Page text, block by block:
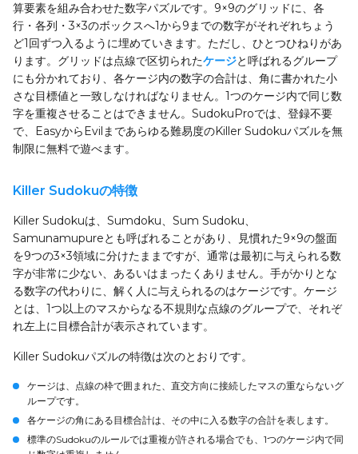
算要素を組み合わせた数字パズルです。9×9のグリッドに、各
行・各列・3×3のボックスへ1から9までの数字がそれぞれちょう
ど1回ずつ入るように埋めていきます。ただし、ひとつひねりがあ
ります。グリッドは点線で区切られたケージと呼ばれるグループ
にも分かれており、各ケージ内の数字の合計は、角に書かれた小
さな目標値と一致しなければなりません。1つのケージ内で同じ数
字を重複させることはできません。SudokuProでは、登録不要
で、EasyからEvilまであらゆる難易度のKiller Sudokuパズルを無
制限に無料で遊べます。
Killer Sudokuの特徴
Killer Sudokuは、Sumdoku、Sum Sudoku、
Samunamupureとも呼ばれることがあり、見慣れた9×9の盤面
を9つの3×3領域に分けたままですが、通常は最初に与えられる数
字が非常に少ない、あるいはまったくありません。手がかりとな
る数字の代わりに、解く人に与えられるのはケージです。ケージ
とは、1つ以上のマスからなる不規則な点線のグループで、それぞ
れ左上に目標合計が表示されています。
Killer Sudokuパズルの特徴は次のとおりです。
ケージは、点線の枠で囲まれた、直交方向に接続したマスの重ならないグ
ループです。
各ケージの角にある目標合計は、その中に入る数字の合計を表します。
標準のSudokuのルールでは重複が許される場合でも、 1つのケージ内で同